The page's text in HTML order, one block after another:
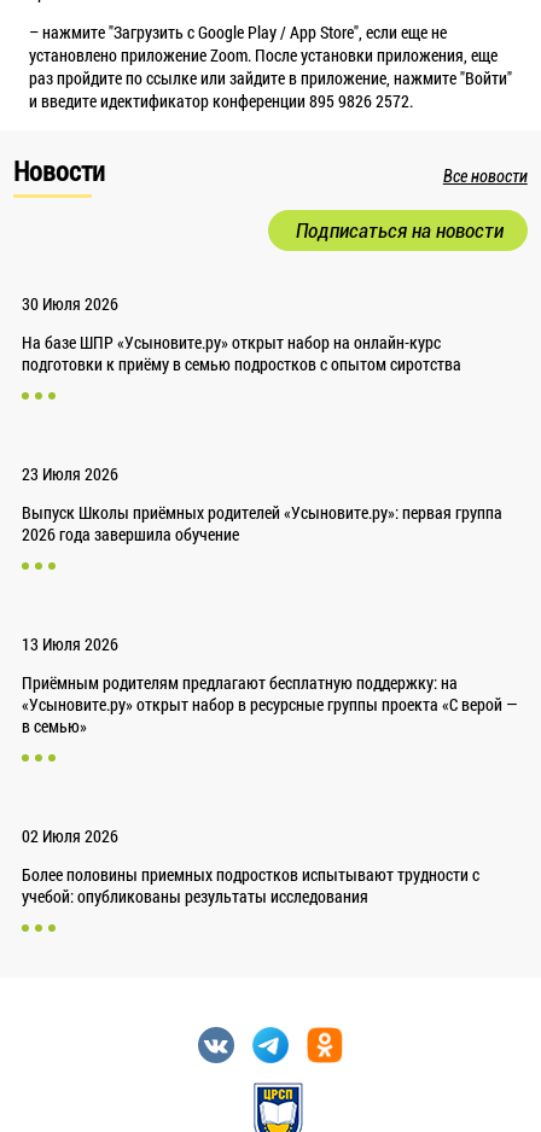
– нажмите "Загрузить с Google Play / App Store", если еще не
установлено приложение Zoom. После установки приложения, еще
раз пройдите по ссылке или зайдите в приложение, нажмите "Войти"
и введите идектификатор конференции 895 9826 2572.
Новости Все новости
Подписаться на новости
30 Июля 2026
На базе ШПР «Усыновите.ру» открыт набор на онлайн-курс
подготовки к приёму в семью подростков с опытом сиротства
23 Июля 2026
Выпуск Школы приёмных родителей «Усыновите.ру»: первая группа
2026 года завершила обучение
13 Июля 2026
Приёмным родителям предлагают бесплатную поддержку: на
«Усыновите.ру» открыт набор в ресурсные группы проекта «С верой —
в семью»
02 Июля 2026
Более половины приемных подростков испытывают трудности с
учебой: опубликованы результаты исследования